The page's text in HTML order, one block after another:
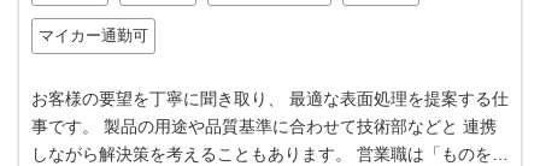
マイカー通勤可
お客様の要望を丁寧に聞き取り、 最適な表面処理を提案する仕
事です。 製品の用途や品質基準に合わせて技術部などと 連携
しながら解決策を考えることもあります。 営業職は「ものを売